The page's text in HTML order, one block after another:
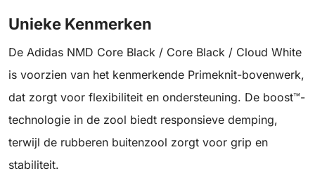
Unieke Kenmerken
De Adidas NMD Core Black / Core Black / Cloud White
is voorzien van het kenmerkende Primeknit-bovenwerk,
dat zorgt voor flexibiliteit en ondersteuning. De boost™-
technologie in de zool biedt responsieve demping,
terwijl de rubberen buitenzool zorgt voor grip en
stabiliteit.